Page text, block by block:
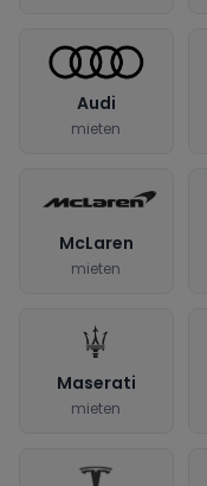
Audi
mieten
McLaren
mieten
Maserati
mieten